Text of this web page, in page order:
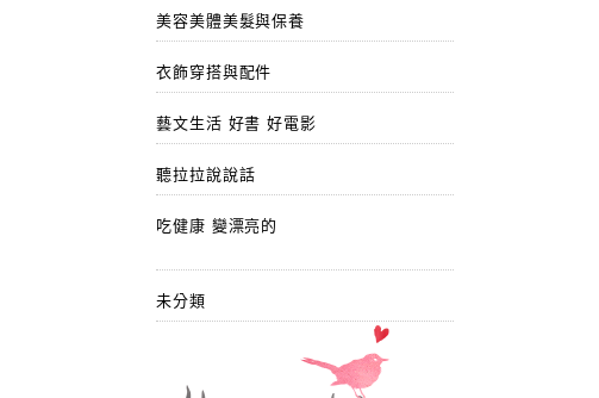
美容美體美髮與保養
衣飾穿搭與配件
藝文生活 好書 好電影
聽拉拉說說話
吃健康 變漂亮的
未分類